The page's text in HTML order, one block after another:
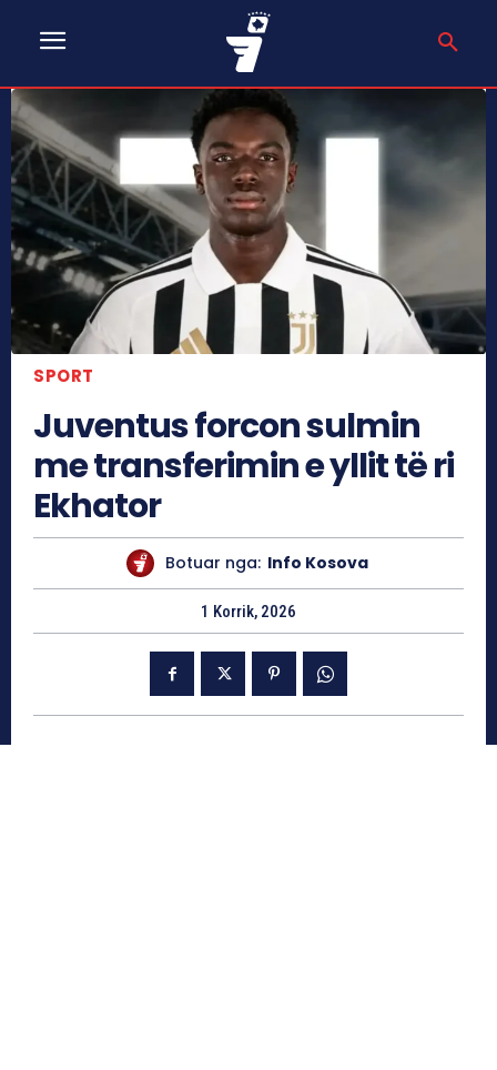
SPORT
Juventus forcon sulmin
me transferimin e yllit të ri
Ekhator
Botuar nga: Info Kosova
1 Korrik, 2026